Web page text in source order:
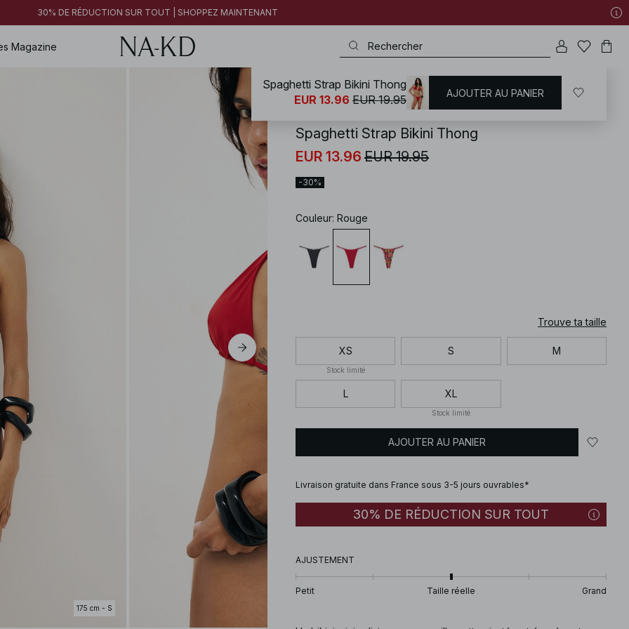
30% DE RÉDUCTION SUR TOUT | SHOPPEZ MAINTENANT
Magazine
175 cm - S
NA-KD / Maillots de bain / Bikinis Bas de maillots
Spaghetti Strap Bikini Thong
EUR 13.96 EUR 19.95
-30%
Couleur: Rouge
Trouve ta taille
XS
Stock limité
S M
L XL
Stock limité
AJOUTER AU PANIER
Livraison gratuite dans France sous 3-5 jours ouvrables*
30% DE RÉDUCTION SUR TOUT
AJUSTEMENT
Petit Taille réelle Grand
Spaghetti Strap Bikini Thong
EUR 13.96 EUR 19.95 AJOUTER AU PANIER